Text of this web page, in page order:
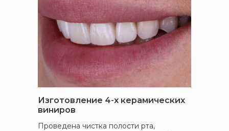
Изготовление 4-х керамических
виниров
Проведена чистка полости рта,